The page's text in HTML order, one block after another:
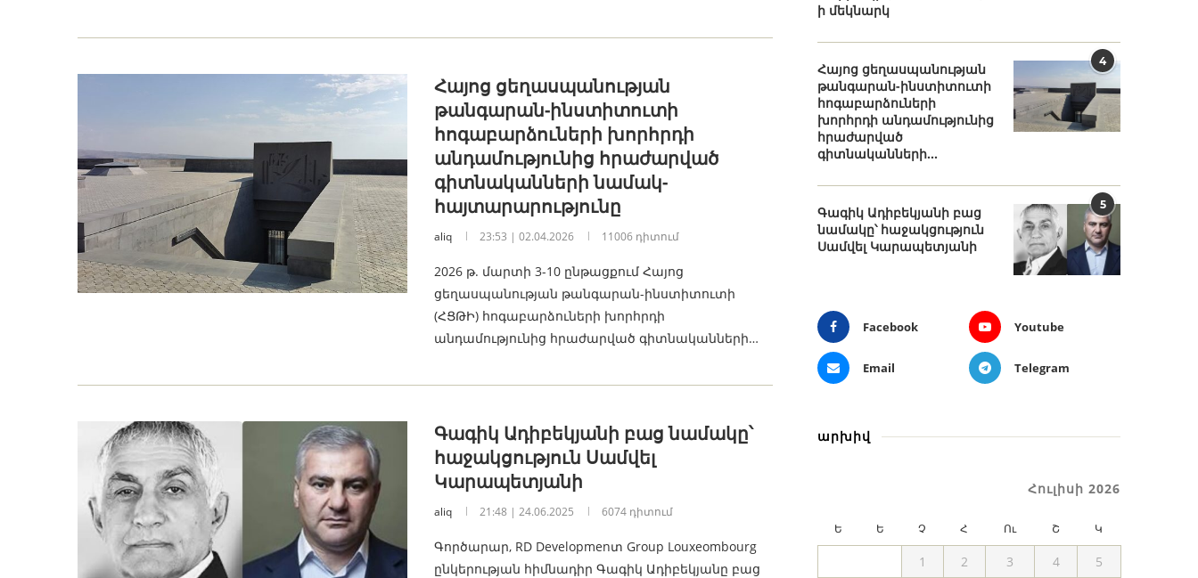
Հայոց ցեղասպանության
թանգարան-ինստիտուտի
հոգաբարձուների խորհրդի
անդամությունից հրաժարված
գիտնականների նամակ-
հայտարարությունը
aliq 23:53 | 02.04.2026 11006 դիտում
2026 թ. մարտի 3-10 ընթացքում Հայոց
ցեղասպանության թանգարան-ինստիտուտի
(ՀՑԹԻ) հոգաբարձուների խորհրդի
անդամությունից հրաժարված գիտնականների…
Գագիկ Ադիբեկյանի բաց նամակը՝
հաջակցություն Սամվել
Կարապետյանի
aliq 21:48 | 24.06.2025 6074 դիտում
Գործարար, RD Developmenտ Group Louxeombourg
ընկերության հիմնադիր Գագիկ Ադիբեկյանը բաց
ի մեկնարկ
4
Հայոց ցեղասպանության
թանգարան-ինստիտուտի
հոգաբարձուների
խորհրդի անդամությունից
հրաժարված
գիտնականների...
5
Գագիկ Ադիբեկյանի բաց
նամակը՝ հաջակցություն
Սամվել Կարապետյանի
Facebook Youtube
Email Telegram
արխիվ
Հուլիսի 2026
Ե Ե Չ Հ Ու Շ Կ
1 2 3 4
5